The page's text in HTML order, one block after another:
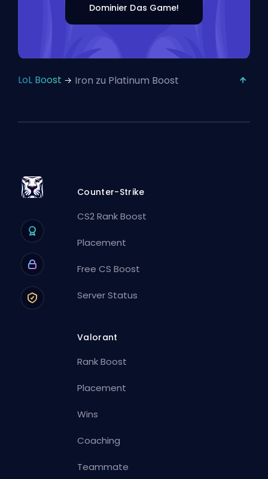
Dominier Das Game!
LoL Boost Iron zu Platinum Boost
Counter-Strike
CS2 Rank Boost
Placement
Free CS Boost
Server Status
Valorant
Rank Boost
Placement
Wins
Coaching
Teammate